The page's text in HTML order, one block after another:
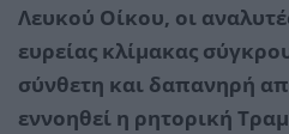
Λευκού Οίκου, οι
ευρείας κλίμακας
σύνθετη και δαπανηρή
εννοηθεί η ρητορική